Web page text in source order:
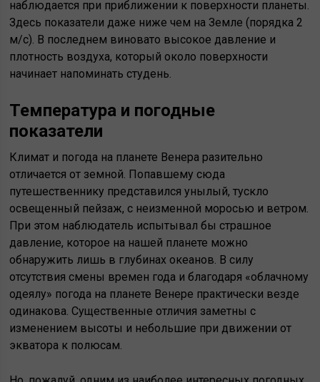
наблюдается при приближении к поверхности планеты.
Здесь показатели даже ниже чем на Земле (порядка 2
м/с). В последнем виновато высокое давление и
плотность воздуха, который около поверхности
начинает напоминать студень.
Температура и погодные
показатели
Климат и погода на планете Венера разительно
отличается от земной. Попавшему сюда
путешественнику представился унылый, тускло
освещенный пейзаж, с неизменной моросью и ветром.
При этом наблюдатель испытывал бы страшное
давление, которое на нашей планете можно
обнаружить лишь в глубинах океанов. В силу
отсутствия смены времен года и благодаря «облачному
одеялу» погода на планете Венере практически везде
одинакова. Существенные отличия заметны с
изменением высоты и небольшие при движении от
экватора к полюсам.